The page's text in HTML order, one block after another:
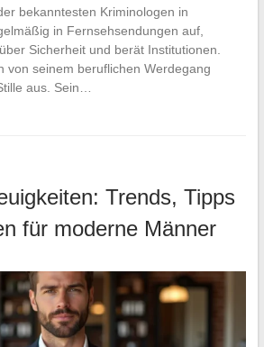
bekanntesten Kriminologen in
in Fernsehsendungen auf,
Sicherheit und berät Institutionen.
von seinem beruflichen Werdegang
aus. Sein…
Trends, Tipps
für moderne Männer